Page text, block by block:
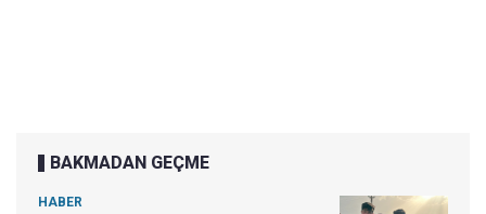
BAKMADAN GEÇME
HABER